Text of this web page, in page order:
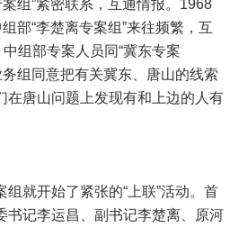
组”紧密联系，互通情报。1968
部“李楚离专案组”来往频繁，互
组部专案人员同“冀东专案
务组同意把有关冀东、唐山的线索
在唐山问题上发现有和上边的人有
就开始了紧张的“上联”活动。首
书记李运昌、副书记李楚离、原河